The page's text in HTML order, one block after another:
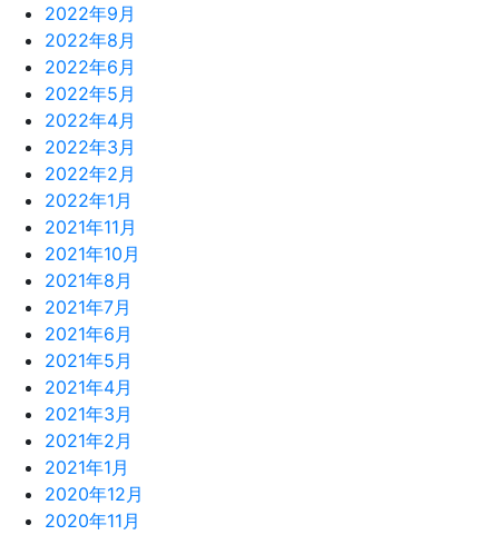
2022年9月
2022年8月
2022年6月
2022年5月
2022年4月
2022年3月
2022年2月
2022年1月
2021年11月
2021年10月
2021年8月
2021年7月
2021年6月
2021年5月
2021年4月
2021年3月
2021年2月
2021年1月
2020年12月
2020年11月